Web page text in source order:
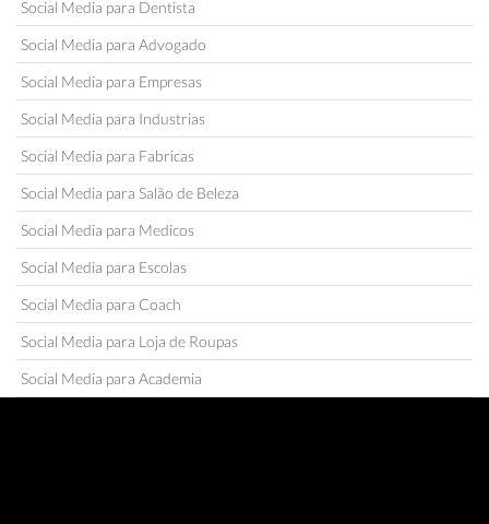
Social Media para Dentista
Social Media para Advogado
Social Media para Empresas
Social Media para Industrias
Social Media para Fabricas
Social Media para Salão de Beleza
Social Media para Medicos
Social Media para Escolas
Social Media para Coach
Social Media para Loja de Roupas
Social Media para Academia